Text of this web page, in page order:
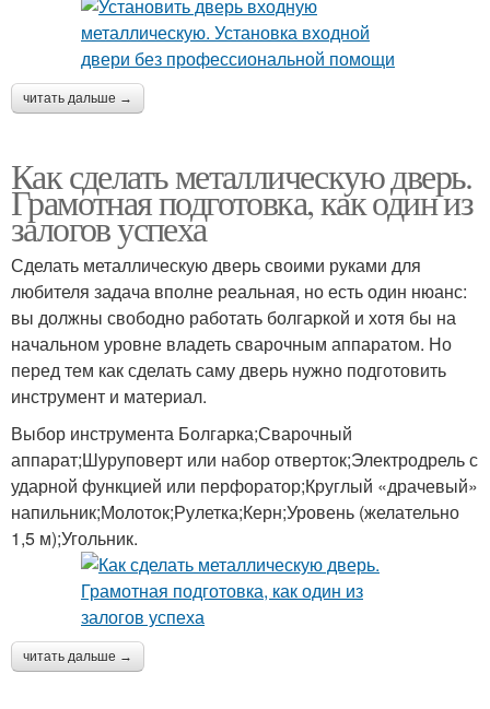
читать дальше →
Как сделать металлическую дверь.
Грамотная подготовка, как один из
залогов успеха
Сделать металлическую дверь своими руками для
любителя задача вполне реальная, но есть один нюанс:
вы должны свободно работать болгаркой и хотя бы на
начальном уровне владеть сварочным аппаратом. Но
перед тем как сделать саму дверь нужно подготовить
инструмент и материал.
Выбор инструмента Болгарка;Сварочный
аппарат;Шуруповерт или набор отверток;Электродрель с
ударной функцией или перфоратор;Круглый «драчевый»
напильник;Молоток;Рулетка;Керн;Уровень (желательно
1,5 м);Угольник.
читать дальше →